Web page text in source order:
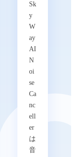
Sk
y
W
ay
AI
N
oi
se
Ca
nc
ell
er
は
音